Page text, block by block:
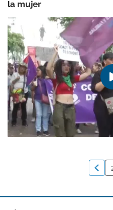
la mujer